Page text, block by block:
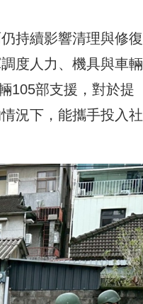
持續影響清理與修復
度人力、機具與車輛
105部支援，對於提
況下，能攜手投入社